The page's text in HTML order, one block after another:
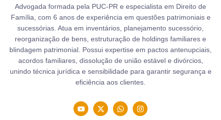
Advogada formada pela PUC-PR e especialista em Direito de
Família, com 6 anos de experiência em questões patrimoniais e
sucessórias. Atua em inventários, planejamento sucessório,
reorganização de bens, estruturação de holdings familiares e
blindagem patrimonial. Possui expertise em pactos antenupciais,
acordos familiares, dissolução de união estável e divórcios,
unindo técnica jurídica e sensibilidade para garantir segurança e
eficiência aos clientes.